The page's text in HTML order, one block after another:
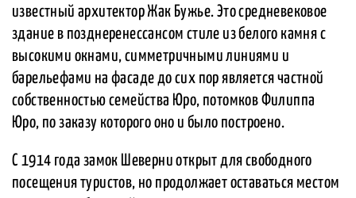
известный архитектор Жак Бужье. Это средневековое
здание в позднеренессансом стиле из белого камня с
высокими окнами, симметричными линиями и
барельефами на фасаде до сих пор является частной
собственностью семейства Юро, потомков Филиппа
Юро, по заказу которого оно и было построено.
С 1914 года замок Шеверни открыт для свободного
посещения туристов, но продолжает оставаться местом